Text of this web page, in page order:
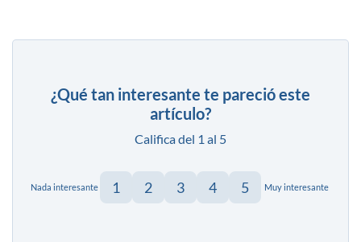
¿Qué tan interesante te pareció este
artículo?
Califica del 1 al 5
Nada interesante 1 2 3 4 5 Muy interesante